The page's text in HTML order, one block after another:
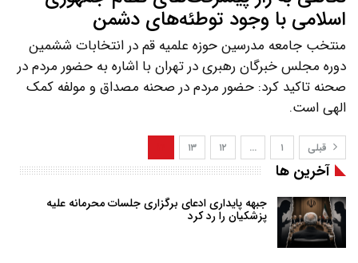
اسلامی با وجود توطئه‌های دشمن
منتخب جامعه مدرسین حوزه علمیه قم در انتخابات ششمین
دوره مجلس خبرگان رهبری در تهران با اشاره به حضور مردم در
صحنه تاکید کرد: حضور مردم در صحنه مصداق و مولفه کمک
الهی است.
قبلی ۱ … ۱۲ ۱۳
آخرین ها
جبهه پایداری ادعای برگزاری جلسات محرمانه علیه
پزشکیان را رد کرد